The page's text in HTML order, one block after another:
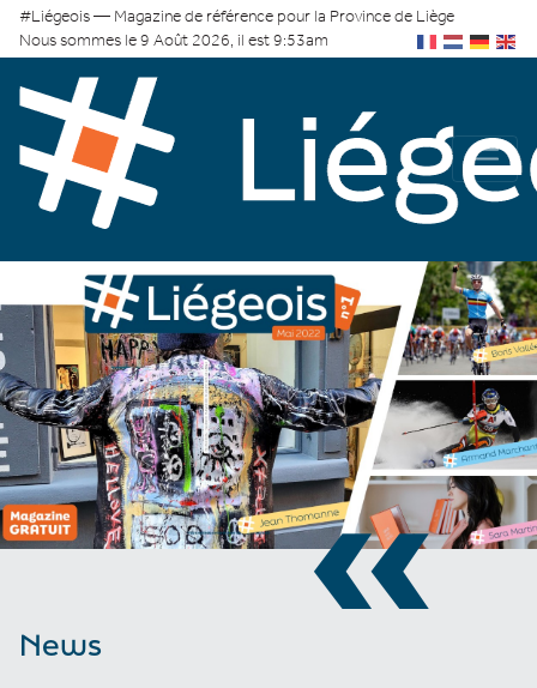
#Liégeois — Magazine de référence pour la Province de Liège
Nous sommes le 9 Août 2026, il est 9:53am
«
News